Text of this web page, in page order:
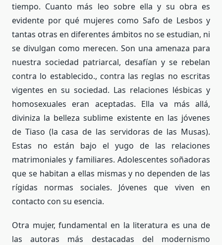
tiempo. Cuanto más leo sobre ella y su obra es
evidente por qué mujeres como Safo de Lesbos y
tantas otras en diferentes ámbitos no se estudian, ni
se divulgan como merecen. Son una amenaza para
nuestra sociedad patriarcal, desafían y se rebelan
contra lo establecido., contra las reglas no escritas
vigentes en su sociedad. Las relaciones lésbicas y
homosexuales eran aceptadas. Ella va más allá,
diviniza la belleza sublime existente en las jóvenes
de Tiaso (la casa de las servidoras de las Musas).
Estas no están bajo el yugo de las relaciones
matrimoniales y familiares. Adolescentes soñadoras
que se habitan a ellas mismas y no dependen de las
rígidas normas sociales. Jóvenes que viven en
contacto con su esencia.
Otra mujer, fundamental en la literatura es una de
las autoras más destacadas del modernismo